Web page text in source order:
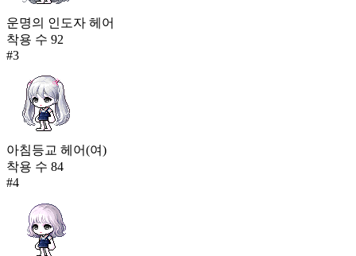
운명의 인도자 헤어
착용 수 92
#3
아침등교 헤어(여)
착용 수 84
#4